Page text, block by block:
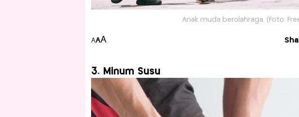
Anak muda berolahraga. (Foto:
AAA
3. Minum Susu